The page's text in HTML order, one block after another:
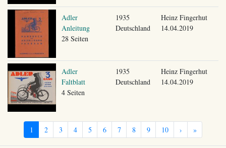
Adler
Anleitung
28 Seiten
1935
Deutschland
Heinz Fingerhut
14.04.2019
Adler
Faltblatt
4 Seiten
1935
Deutschland
Heinz Fingerhut
14.04.2019
1 2 3 4 5 6 7 8 9 10 › »